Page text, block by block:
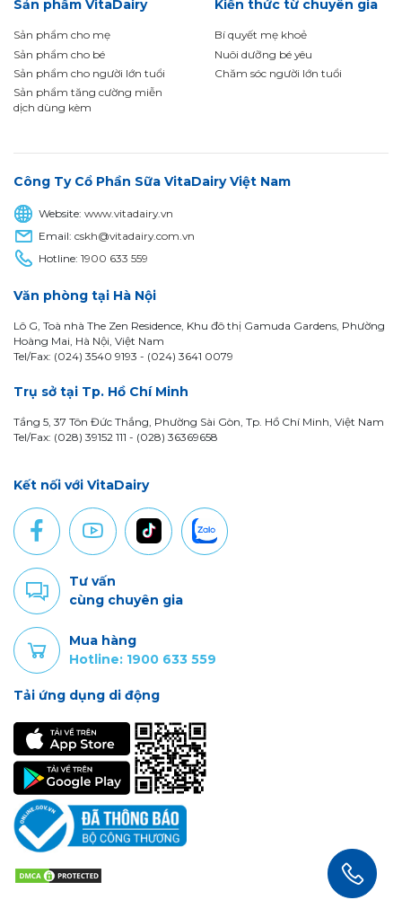
Sản phẩm VitaDairy
Sản phẩm cho mẹ
Sản phẩm cho bé
Sản phẩm cho người lớn tuổi
Sản phẩm tăng cường miễn
dịch dùng kèm
Kiến thức từ chuyên gia
Bí quyết mẹ khoẻ
Nuôi dưỡng bé yêu
Chăm sóc người lớn tuổi
Công Ty Cổ Phần Sữa VitaDairy Việt Nam
Website:www.vitadairy.vn
Email:cskh@vitadairy.com.vn
Hotline:1900 633 559
Văn phòng tại Hà Nội
Lô G, Toà nhà The Zen Residence, Khu đô thị Gamuda Gardens, Phường
Hoàng Mai, Hà Nội, Việt Nam
Tel/Fax: (024) 3540 9193 - (024) 3641 0079
Trụ sở tại Tp. Hồ Chí Minh
Tầng 5, 37 Tôn Đức Thắng, Phường Sài Gòn, Tp. Hồ Chí Minh, Việt Nam
Tel/Fax: (028) 39152 111 - (028) 36369658
Kết nối với VitaDairy
Tư vấn
cùng chuyên gia
Mua hàng
Hotline: 1900 633 559
Tải ứng dụng di động